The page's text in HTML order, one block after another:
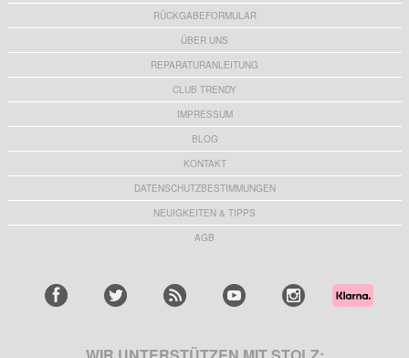
RÜCKGABEFORMULAR
ÜBER UNS
REPARATURANLEITUNG
CLUB TRENDY
IMPRESSUM
BLOG
KONTAKT
DATENSCHUTZBESTIMMUNGEN
NEUIGKEITEN & TIPPS
AGB